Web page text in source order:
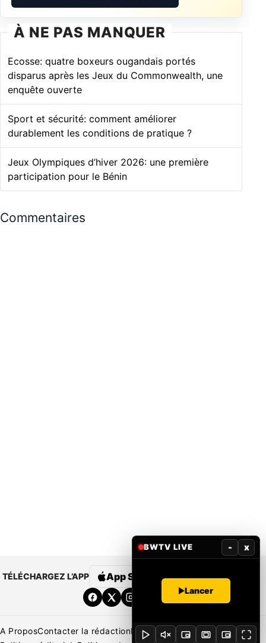
À NE PAS MANQUER
Ecosse: quatre boxeurs ougandais portés
disparus après les Jeux du Commonwealth, une
enquête ouverte
Sport et sécurité: comment améliorer
durablement les conditions de pratique ?
Jeux Olympiques d’hiver 2026: une première
participation pour le Bénin
Commentaires
TÉLÉCHARGEZ L’APP App Store Google Play
A ProposContacter la rédactionRédaction Mentions légales
BWTV LIVE - x
Lancer